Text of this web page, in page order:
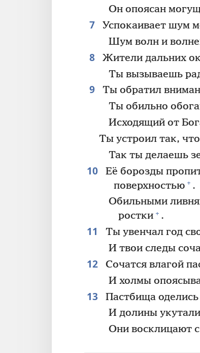
Он опоясан
7 Успокаивает шум
Шум волн и
8 Жители дальних
Ты вызываешь
9 Ты обратил
Ты обильно
Исходящий от
Ты устроил так,
Так ты делаешь
10
Её борозды
поверхностью + .
Обильными
ростки + .
11 Ты увенчал год
И твои следы
12 Сочатся влагой
И холмы
13 Пастбища
И долины
Они восклицают